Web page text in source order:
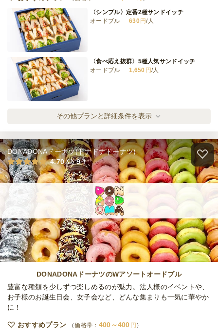
オードブル
7,500円
〈シンプル〉定番2種サンドイッチ
オードブル
630円/人
〈食べ応え抜群〉5種人気サンドイッチ
オードブル
1,650 円/人
ード付き)
〈食べ応え抜群〉5種人気サンドイッチ(カッ
プフード付き)
オードブル
2,100円/人
〈シンプルこそ王道〉たまごサンド食べ比べ
プラン
オードブル
630円 /人
〈かわいいフォルムにうっとり〉ミニ丸コッ
オードブル
1,200円 /人
オードブル
1,200
その他プランと詳細条件を表示
DONADONAドーナツ(ドナドナドーナツ)
4.70
9件
DONADONAドーナツのWアソートオードブル
豊富な種類を少しずつ楽しめるのが魅力。法人様のイベントや、
お子様のお誕生日会、女子会など、どんな集まりも一気に華やか
に！
おすすめプラン 価格帯： 400～400 円